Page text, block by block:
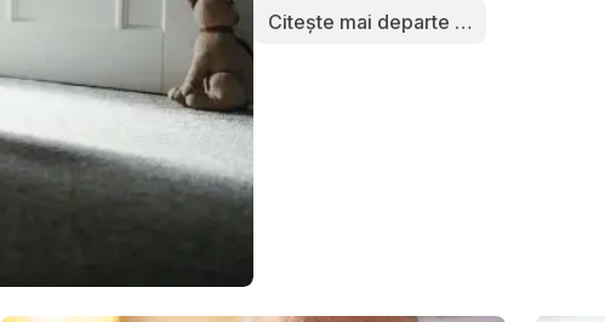
Citește mai departe …